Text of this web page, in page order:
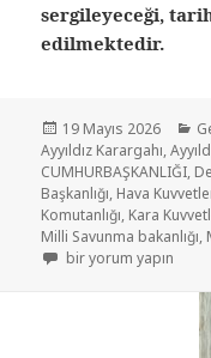
sergileyeceği,
edilmektedir.
19 Mayıs 2026
Ayyıldız Karargahı,
CUMHURBAŞKANLIĞI,
Başkanlığı, Hava
Komutanlığı, Kara
Milli Savunma bakanlığı,
bir yorum yapın